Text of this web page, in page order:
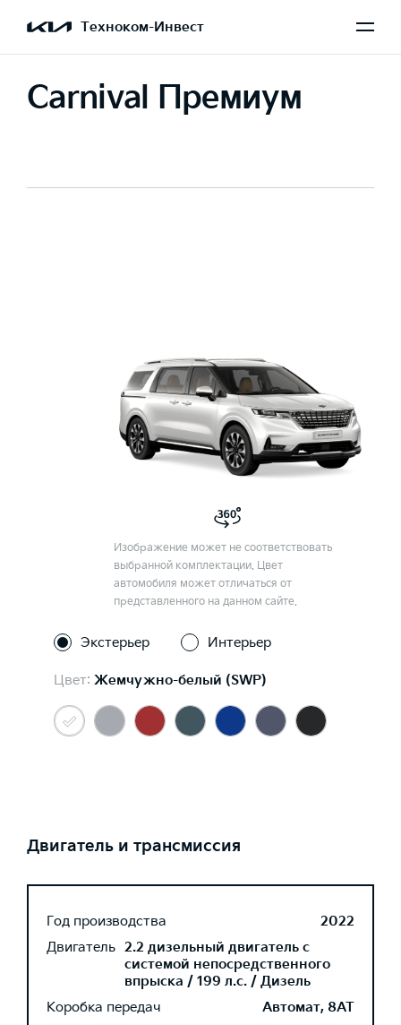
Техноком-Инвест
Carnival Премиум
Изображение может не соответствовать
выбранной комплектации. Цвет
автомобиля может отличаться от
представленного на данном сайте.
Экстерьер Интерьер
Цвет: Жемчужно-белый (SWP)
Двигатель и трансмиссия
Год производства
2022
Двигатель 2.2 дизельный двигатель с
системой непосредственного
впрыска / 199 л.с. / Дизель
Коробка передач
Автомат, 8AT